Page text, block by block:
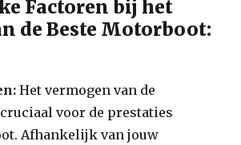
Factoren bij het
de Beste Motorboot:
Het vermogen van de
voor de prestaties
Afhankelijk van jouw